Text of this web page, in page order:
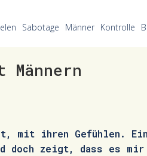
Kontrolle
Männer
Sabotage
mit ihren Gefühlen.
doch zeigt, dass es mir